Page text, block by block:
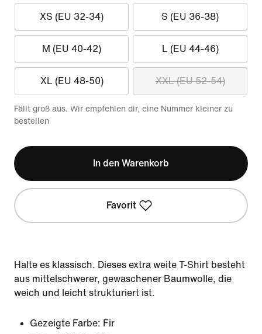
XS (EU 32-34) S (EU 36-38)
M (EU 40-42) L (EU 44-46)
XL (EU 48-50) XXL (EU 52-54)
Fällt groß aus. Wir empfehlen dir, eine Nummer kleiner zu
bestellen
In den Warenkorb
Favorit
Halte es klassisch. Dieses extra weite T-Shirt besteht
aus mittelschwerer, gewaschener Baumwolle, die
weich und leicht strukturiert ist.
Gezeigte Farbe: Fir